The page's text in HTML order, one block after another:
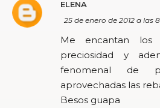
ELENA
25 de enero de 2012 a las
Me encantan los
preciosidad y
fenomenal de
aprovechadas las
Besos guapa